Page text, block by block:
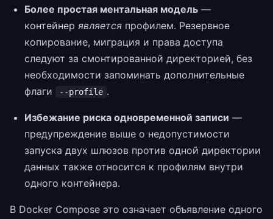
Более простая ментальная модель —
контейнер является профилем. Резервное
копирование, миграция и права доступа
следуют за смонтированной директорией, без
необходимости запоминать дополнительные
флаги
--profile .
Избежание риска одновременной записи —
предупреждение выше о недопустимости
запуска двух шлюзов против одной директории
данных также относится к профилям внутри
одного контейнера.
В Docker Compose это означает объявление одного